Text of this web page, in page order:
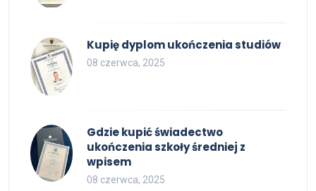
Kupię dyplom ukończenia studiów
08 czerwca, 2025
Gdzie kupić świadectwo
ukończenia szkoły średniej z
wpisem
08 czerwca, 2025